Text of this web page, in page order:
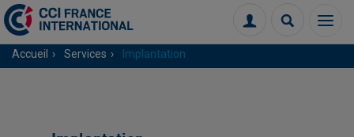
Menu
Connexion
Accueil Services Implantation